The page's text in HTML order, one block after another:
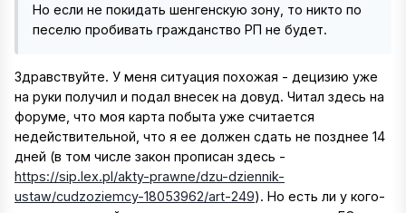
Но если не покидать шенгенскую зону, то никто по
песелю пробивать гражданство РП не будет.
Здравствуйте. У меня ситуация похожая - децизию уже
на руки получил и подал внесек на довуд. Читал здесь на
форуме, что моя карта побыта уже считается
недействительной, что я ее должен сдать не позднее 14
дней (в том числе закон прописан здесь -
https://sip.lex.pl/akty-prawne/dzu-dziennik-
ustaw/cudzoziemcy-18053962/art-249). Но есть ли у кого-